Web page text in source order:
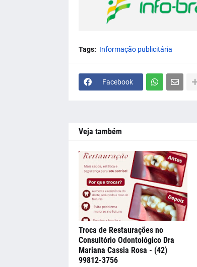
Tags: Informação publicitária
Facebook
Veja também
Troca de Restaurações no
Consultório Odontológico Dra
Mariana Cassia Rosa - (42)
99812-3756